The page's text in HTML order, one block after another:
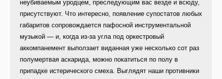
неубиваемым уродцем, преследующим вас везде и всюду,
присутствуют. Что интересно, появление супостатов любых
габаритов сопровождается пафосной инструментальной
музыкой — и, когда из-за угла под оркестровый
аккомпанемент выползает виданная уже несколько сот раз
полумертвая аскарида, можно покатиться по полу в
припадке истерического смеха. Выглядят наши противники